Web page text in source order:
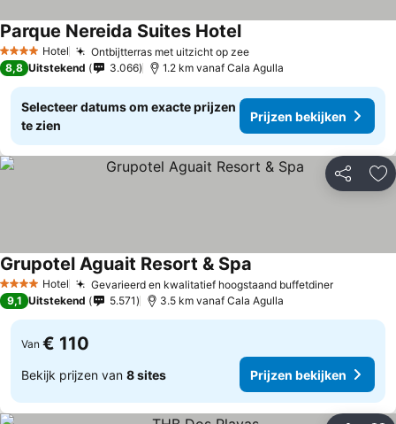
4 SterrenHotel Ontbijtterras met uitzicht op zee
Parque Nereida Suites Hotel
8,8 Uitstekend 3.066 1.2 km vanaf Cala Agulla
Selecteer datums om exacte prijzen
te zien
Prijzen bekijken
Delen
4 SterrenHotel Gevarieerd en kwalitatief hoogstaand buffetdiner
Grupotel Aguait Resort & Spa
9,1 Uitstekend 5.571 3.5 km vanaf Cala Agulla
Van € 110
Bekijk prijzen van 8 sites Prijzen bekijken